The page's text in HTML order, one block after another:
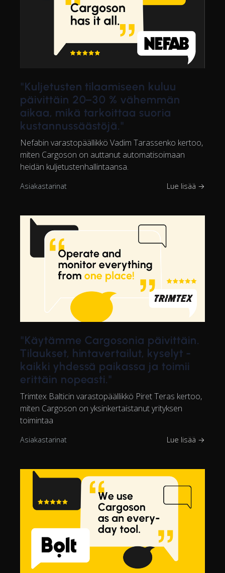
"Kuljetusten tilaamiseen kuluu
päivittäin 20–30 % vähemmän
aikaa, mikä tarkoittaa suoria
kustannussäästöjä."
Nefabin varastopäällikkö Vadim Tarassenko kertoo,
miten Cargoson on auttanut automatisoimaan
heidän kuljetustenhallintaansa.
Asiakastarinat Lue lisää →
"Käytämme Cargosonia päivittäin.
Tilaukset, hintavertailut, kyselyt -
kaikki yhdessä paikassa ja toimii
erittäin nopeasti."
Trimtex Balticin varastopäällikkö Piret Teras kertoo,
miten Cargoson on yksinkertaistanut yrityksen
toimintaa
Asiakastarinat Lue lisää →